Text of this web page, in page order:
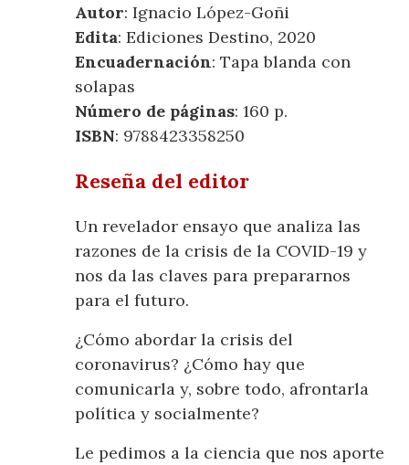
Autor: Ignacio López-Goñi
Edita: Ediciones Destino, 2020
Encuadernación: Tapa blanda con
solapas
Número de páginas: 160 p.
ISBN: 9788423358250
Reseña del editor
Un revelador ensayo que analiza las
razones de la crisis de la COVID-19 y
nos da las claves para prepararnos
para el futuro.
¿Cómo abordar la crisis del
coronavirus? ¿Cómo hay que
comunicarla y, sobre todo, afrontarla
política y socialmente?
Le pedimos a la ciencia que nos aporte